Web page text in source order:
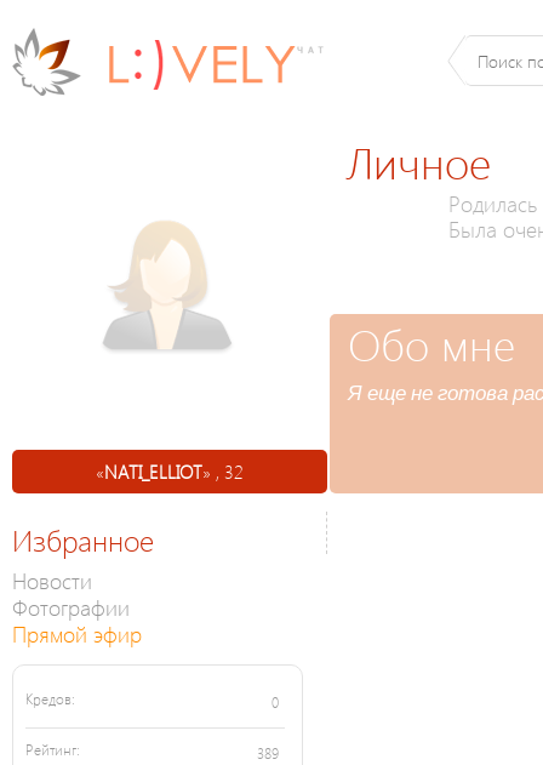
«NATI_ELLIOT» , 32
Личное
Была
Обо мне
Я еще не готова
Избранное
Новости
Фотографии
Прямой эфир
Кредов: 0
Рейтинг: 389